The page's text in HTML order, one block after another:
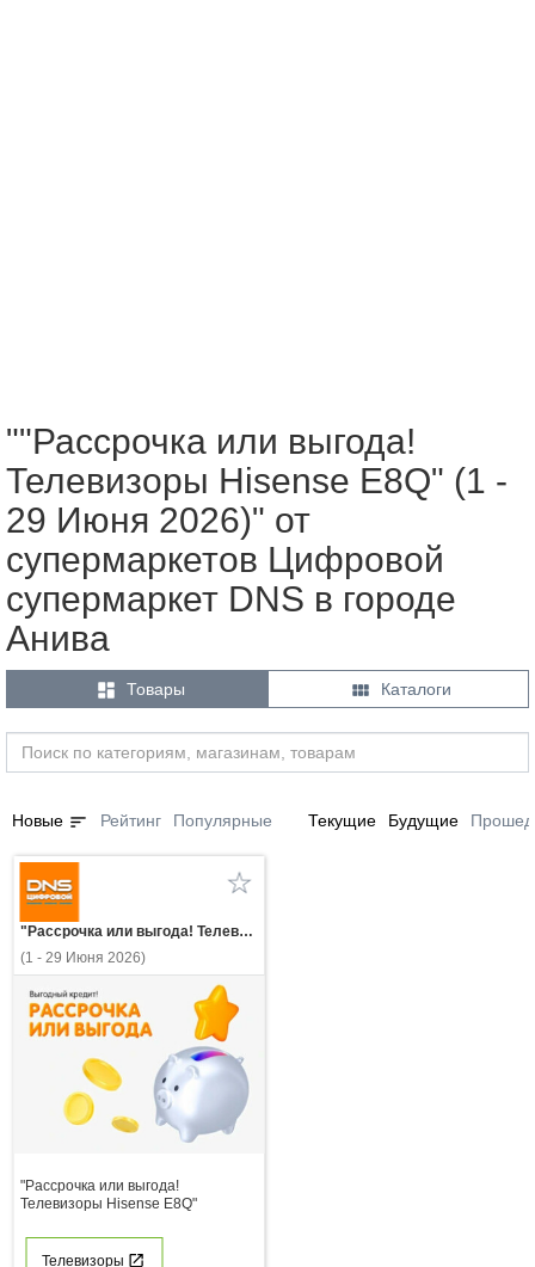
""Рассрочка или выгода!
Телевизоры Hisense E8Q" (1 -
29 Июня 2026)" от
супермаркетов Цифровой
супермаркет DNS в городе
Анива
 Товары  Каталоги
Новые sort Рейтинг Популярные Текущие Будущие
"Рассрочка или выгода! Телевизоры Hisense E8Q"
(1 - 29 Июня 2026)
"Рассрочка или выгода!
Телевизоры Hisense E8Q"
Телевизоры